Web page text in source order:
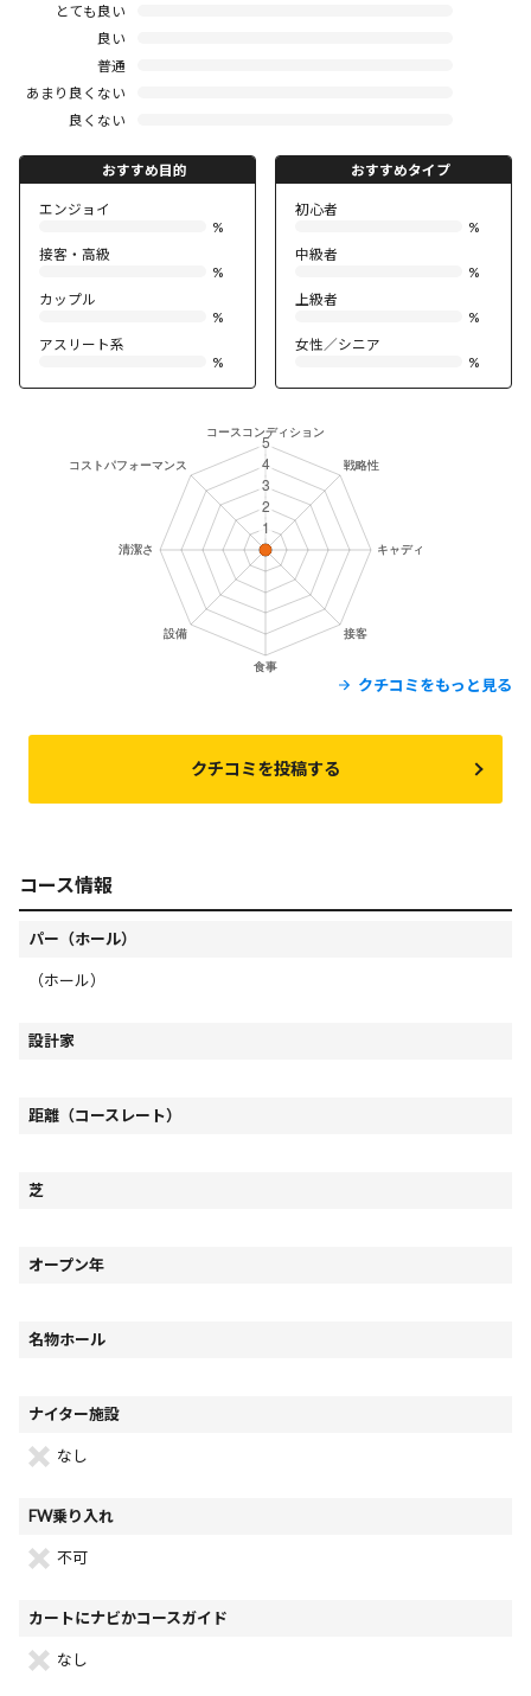
とても良い
良い
普通
あまり良くない
良くない
おすすめ目的
エンジョイ
%
接客・高級
%
カップル
%
アスリート系
%
おすすめタイプ
初心者
%
中級者
%
上級者
%
女性／シニア
%
クチコミをもっと見る
クチコミを投稿する
コース情報
パー（ホール）
（ホール）
設計家
距離（コースレート）
芝
オープン年
名物ホール
ナイター施設
なし
FW乗り入れ
不可
カートにナビかコースガイド
なし